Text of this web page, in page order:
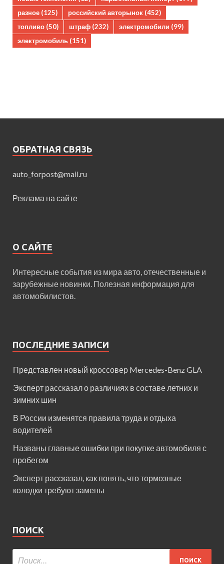
разное (125) российский авторынок (452)
топливо (50) штраф (232) электромобили (99)
электромобиль (151)
ОБРАТНАЯ СВЯЗЬ
auto_forpost@mail.ru
Реклама на сайте
О САЙТЕ
Интересные события из мира авто, отечественные и
зарубежные новинки. Полезная информация для
автомобилистов.
ПОСЛЕДНИЕ ЗАПИСИ
Представлен новый кроссовер Mercedes-Benz GLA
Эксперт рассказал о различиях в составе летних и
зимних шин
В России изменятся правила труда и отдыха
водителей
Названы главные ошибки при покупке автомобиля с
пробегом
Эксперт рассказал, как понять, что тормозные
колодки требуют замены
ПОИСК